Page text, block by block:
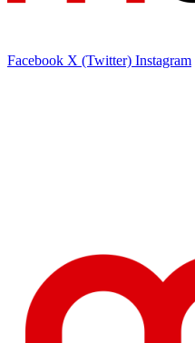
Facebook X (Twitter) Instagram